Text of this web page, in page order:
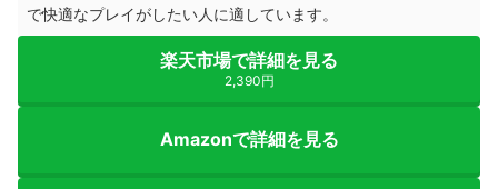
で快適なプレイがしたい人に適しています。
楽天市場で詳細を見る
2,390円
Amazonで詳細を見る